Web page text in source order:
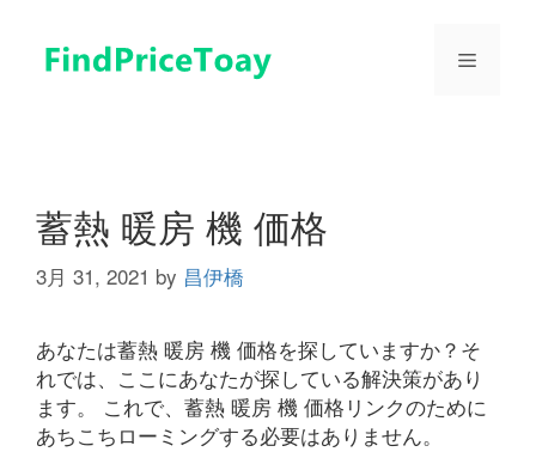
メ
蓄熱 暖房 機 価格
3月 31, 2021 by 昌伊橋
あなたは蓄熱 暖房 機 価格を探していますか？そ
れでは、ここにあなたが探している解決策があり
ます。 これで、蓄熱 暖房 機 価格リンクのために
あちこちローミングする必要はありません。